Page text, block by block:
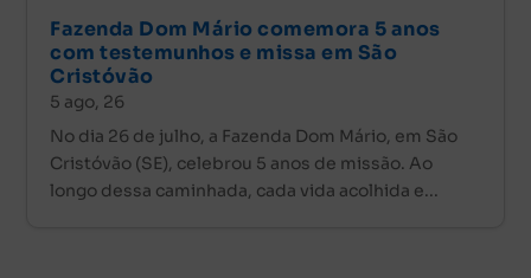
Fazenda Dom Mário comemora 5 anos
com testemunhos e missa em São
Cristóvão
5 ago, 26
No dia 26 de julho, a Fazenda Dom Mário, em São
Cristóvão (SE), celebrou 5 anos de missão. Ao
longo dessa caminhada, cada vida acolhida e...